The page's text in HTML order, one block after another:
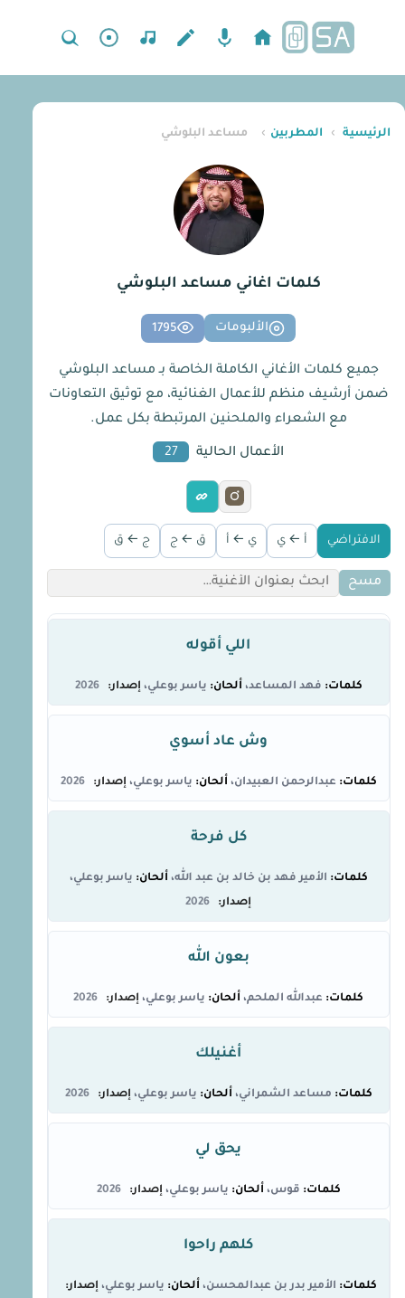
الرئيسية › المطربين › مساعد البلوشي
كلمات اغاني مساعد البلوشي
الألبومات 1795
جميع كلمات الأغاني الكاملة الخاصة بـ مساعد البلوشي
ضمن أرشيف منظم للأعمال الغنائية، مع توثيق التعاونات
مع الشعراء والملحنين المرتبطة بكل عمل.
الأعمال الحالية 27
الافتراضي أ ← ي ي ← أ ق ← ج ج ← ق
مسح
اللي أقوله
فهد المساعد ياسر بوعلي 2026
وش عاد أسوي
عبدالرحمن العبيدان ياسر بوعلي 2026
كل فرحة
الأمير فهد بن خالد بن عبد الله
ياسر بوعلي
2026
بعون الله
عبدالله الملحم ياسر بوعلي 2026
أغنيلك
مساعد الشمراني ياسر بوعلي 2026
يحق لي
قوس ياسر بوعلي 2026
كلهم راحوا
الأمير بدر بن عبدالمحسن
ياسر بوعلي